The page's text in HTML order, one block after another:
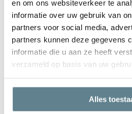
en om ons websiteverkeer te
informatie over uw gebruik van
partners voor social media,
partners kunnen deze gegevens
informatie die u aan ze heeft
verzameld op basis van uw
Alles
Specificaties